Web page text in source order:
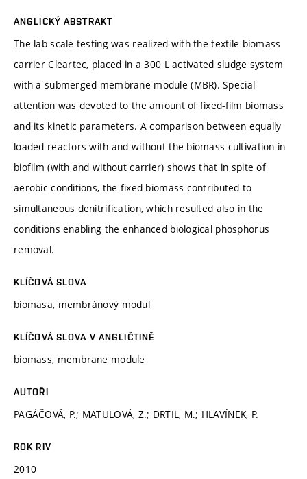
ANGLICKÝ ABSTRAKT
The lab-scale testing was realized with the textile biomass
carrier Cleartec, placed in a 300 L activated sludge system
with a submerged membrane module (MBR). Special
attention was devoted to the amount of fixed-film biomass
and its kinetic parameters. A comparison between equally
loaded reactors with and without the biomass cultivation in
biofilm (with and without carrier) shows that in spite of
aerobic conditions, the fixed biomass contributed to
simultaneous denitrification, which resulted also in the
conditions enabling the enhanced biological phosphorus
removal.
KLÍČOVÁ SLOVA
biomasa, membránový modul
KLÍČOVÁ SLOVA V ANGLIČTINĚ
biomass, membrane module
AUTOŘI
PAGÁČOVÁ, P.; MATULOVÁ, Z.; DRTIL, M.; HLAVÍNEK, P.
ROK RIV
2010